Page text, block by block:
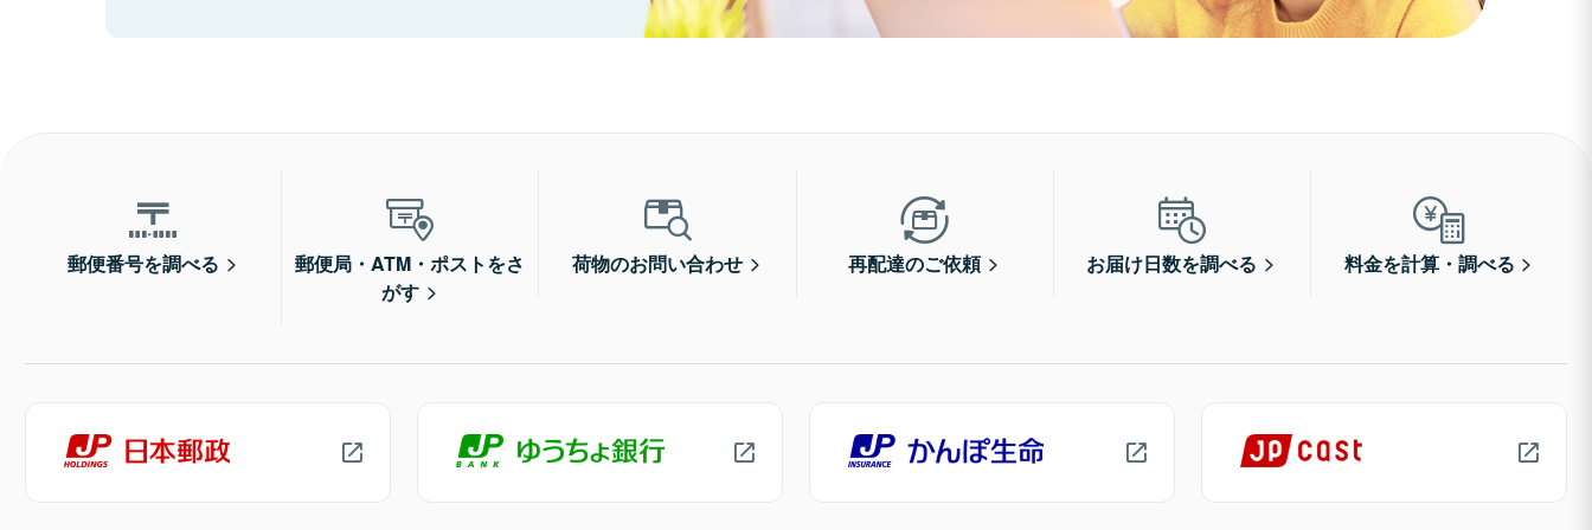
郵便番号を調べる
郵便局・ATM・ポストをさ
がす
荷物のお問い合わせ 再配達のご依頼 お届け日数を調べる 料金を計算・調べる